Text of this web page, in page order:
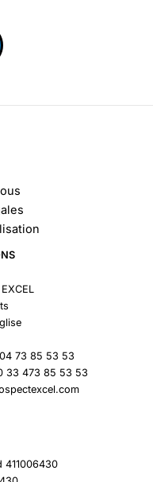
73 85 53 53
33 473 85 53 53
411006430